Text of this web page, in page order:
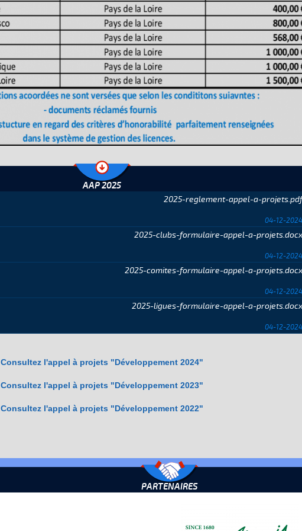
AAP 2025
2025-reglement-appel-a-projets.pdf
04-12-2024
2025-clubs-formulaire-appel-a-projets.docx
04-12-2024
2025-comites-formulaire-appel-a-projets.docx
04-12-2024
2025-ligues-formulaire-appel-a-projets.docx
04-12-2024
Consultez l'appel à projets "Développement 2024"
Consultez l'appel à projets "Développement 2023"
Consultez l'appel à projets "Développement 2022"
PARTENAIRES